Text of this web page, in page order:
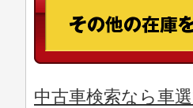
中古車検索なら車